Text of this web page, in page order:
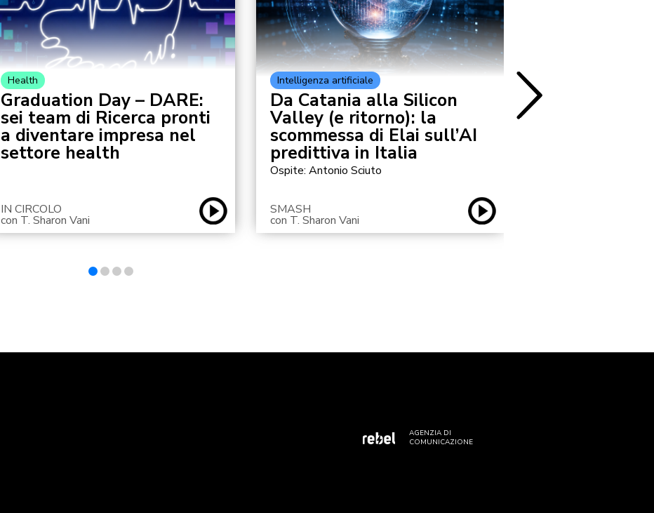
Health
Graduation Day – DARE:
sei team di Ricerca pronti
a diventare impresa nel
settore health
IN CIRCOLO
con T. Sharon Vani
Intelligenza artificiale
Da Catania alla Silicon
Valley (e ritorno): la
scommessa di Elai sull’AI
predittiva in Italia
Ospite: Antonio Sciuto
SMASH
con T. Sharon Vani
Il Graduation
AGENZIA DI
COMUNICAZIONE